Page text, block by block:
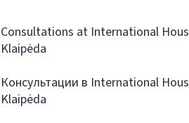
Consultations at International
Klaipėda
Консультации в International
Klaipėda